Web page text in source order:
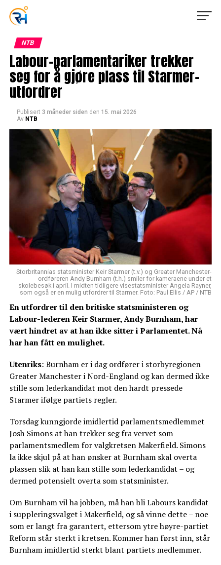
NTB
Labour-parlamentariker trekker
seg for å gjøre plass til Starmer-
utfordrer
Publisert 3 måneder siden den 15. mai 2026
Av NTB
Storbritannias statsminister Keir Starmer (t.v.) og Greater Manchester-
ordføreren Andy Burnham (t.h.) smiler for kameraene under et
skolebesøk i april. I midten tidligere visestatsminister Angela Rayner,
som også er en mulig utfordrer til Starmer. Foto: Paul Ellis / AP / NTB
En utfordrer til den britiske statsministeren og
Labour-lederen Keir Starmer, Andy Burnham, har
vært hindret av at han ikke sitter i Parlamentet. Nå
har han fått en mulighet.
Utenriks: Burnham er i dag ordfører i storbyregionen
Greater Manchester i Nord-England og kan dermed ikke
stille som lederkandidat mot den hardt pressede
Starmer ifølge partiets regler.
Torsdag kunngjorde imidlertid parlamentsmedlemmet
Josh Simons at han trekker seg fra vervet som
parlamentsmedlem for valgkretsen Makerfield. Simons
la ikke skjul på at han ønsker at Burnham skal overta
plassen slik at han kan stille som lederkandidat – og
dermed potensielt overta som statsminister.
Om Burnham vil ha jobben, må han bli Labours kandidat
i suppleringsvalget i Makerfield, og så vinne dette – noe
som er langt fra garantert, ettersom ytre høyre-partiet
Reform står sterkt i kretsen. Kommer han først inn, står
Burnham imidlertid sterkt blant partiets medlemmer.